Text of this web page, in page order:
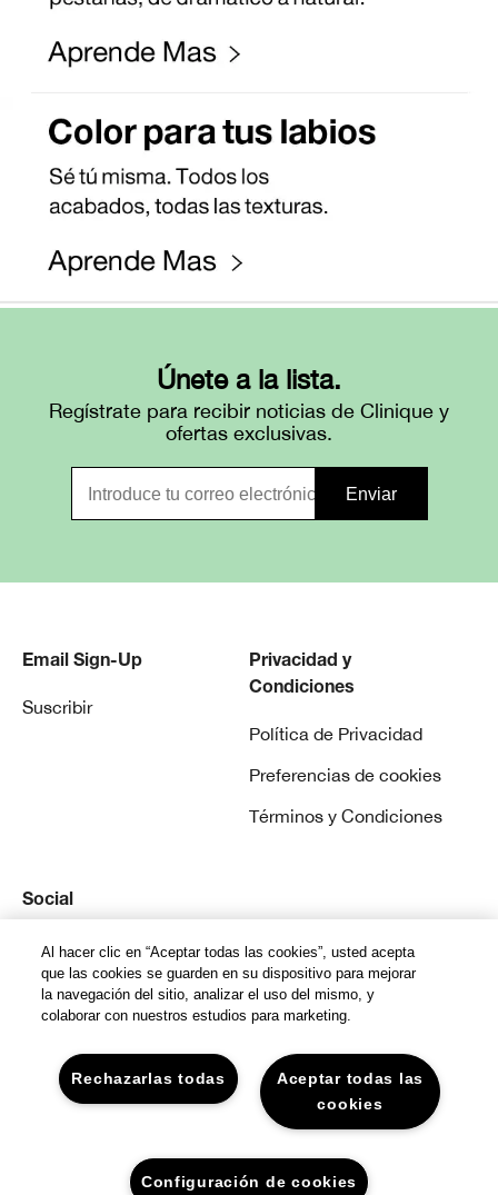
Únete a la lista.
Regístrate para recibir noticias de Clinique y
ofertas exclusivas.
Email Sign-Up
Suscribir
Privacidad y
Condiciones
Política de Privacidad
Preferencias de cookies
Términos y Condiciones
Social
Instagram
© Clinique Laboratories, llc. todos los derechos
Al hacer clic en “Aceptar todas las cookies”, usted acepta
que las cookies se guarden en su dispositivo para mejorar
la navegación del sitio, analizar el uso del mismo, y
colaborar con nuestros estudios para marketing.
Aceptar todas las
cookies
Rechazarlas todas
Configuración de cookies